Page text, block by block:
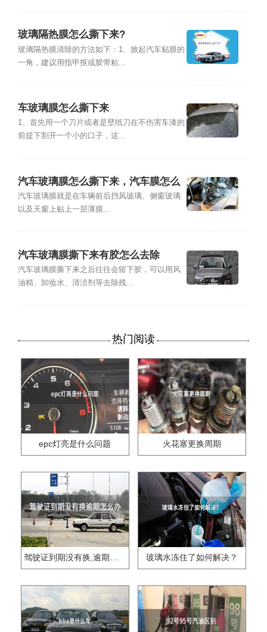
玻璃隔热膜怎么撕下来?
玻璃隔热膜清除的方法如下：1、掀起汽车贴膜的
一角，建议用指甲抠或胶带粘...
车玻璃膜怎么撕下来
1、首先用一个刀片或者是壁纸刀在不伤害车漆的
前提下割开一个小的口子，这...
汽车玻璃膜怎么撕下来，汽车膜怎么
快速的撕掉
汽车玻璃膜就是在车辆前后挡风玻璃、侧窗玻璃
以及天窗上贴上一层薄膜...
汽车玻璃膜撕下来有胶怎么去除
汽车玻璃膜撕下来之后往往会留下胶，可以用风
油精、卸妆水、清洁剂等去除残...
热门阅读
epc灯亮是什么问题 火花塞更换周期
驾驶证到期没有换,逾期怎么办?? 玻璃水冻住了如何解决？